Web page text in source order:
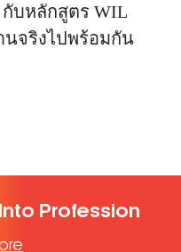
บหลักสูตร WIL
นจริงไปพร้อมกัน
Profession